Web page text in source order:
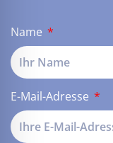
Name
E-Mail-Adresse